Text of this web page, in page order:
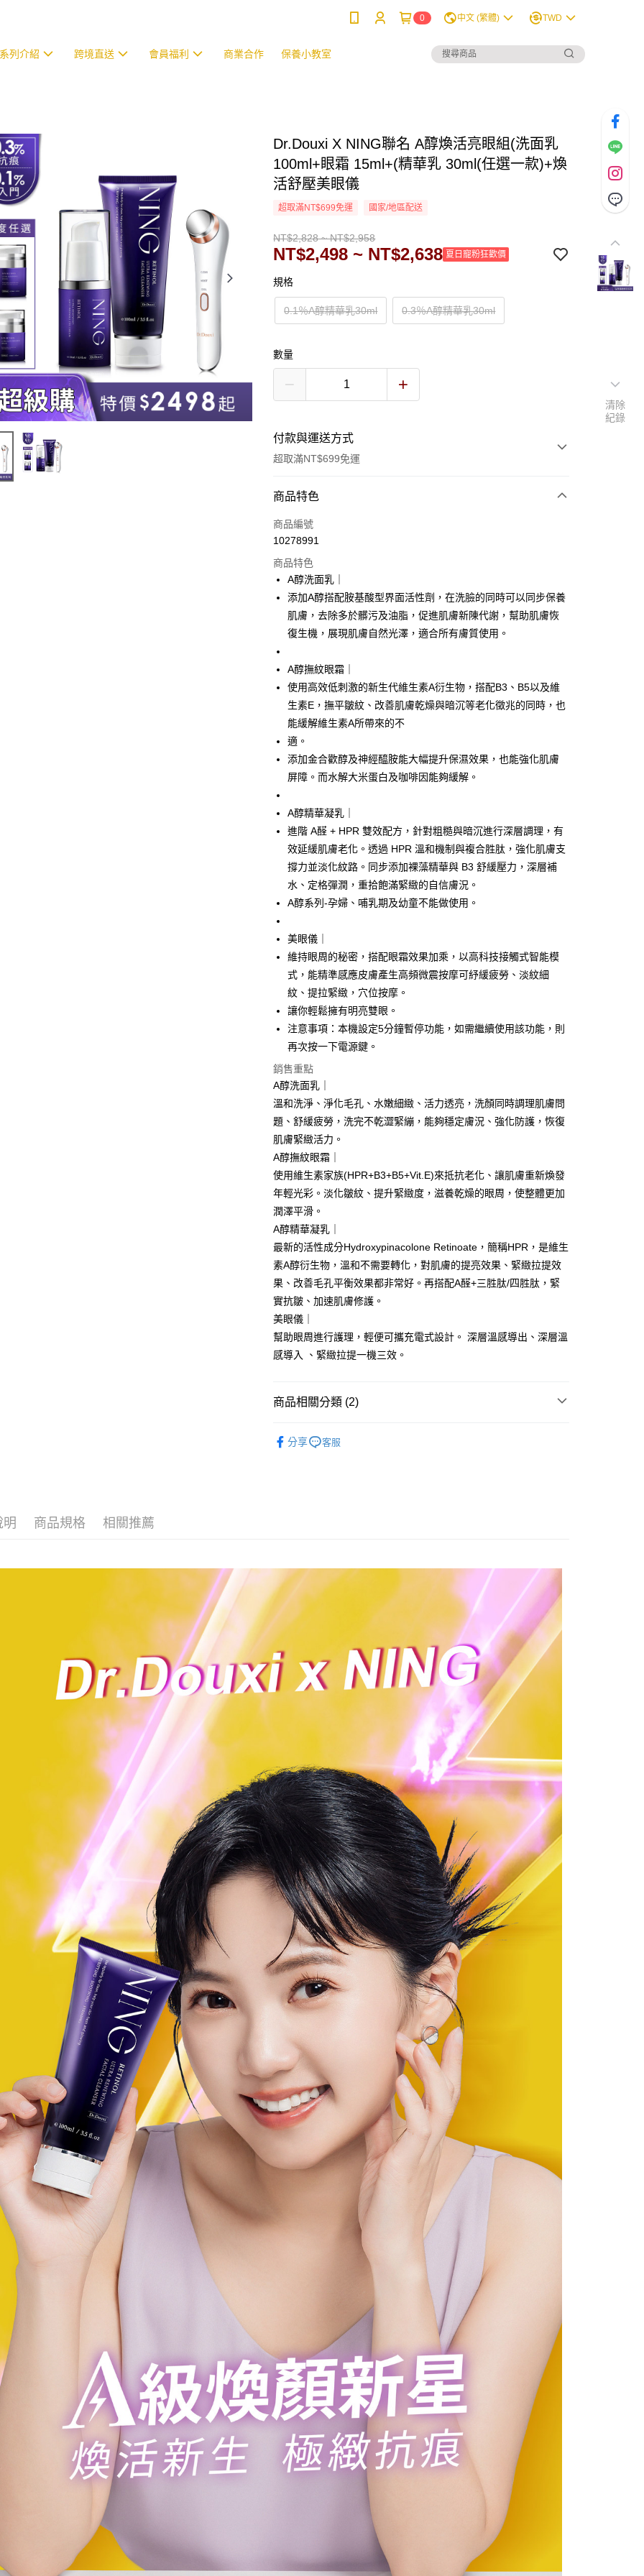
0 中文 (繁體) TWD
列介紹 跨境直送 會員福利 商業合作 保養小教室
Dr.Douxi X NING聯名 A醇煥活亮眼組(洗面乳
100ml+眼霜 15ml+(精華乳 30ml(任選一款)+煥
活舒壓美眼儀
超取滿NT$699免運 國家/地區配送
NT$2,828 ~ NT$2,958
NT$2,498 ~ NT$2,638 夏日寵粉狂歡價
規格
0.1％A醇精華乳30ml 0.3％A醇精華乳30ml
數量
付款與運送方式
超取滿NT$699免運
付款方式
信用卡一次付款
LINE Pay
Apple Pay
街口支付
悠遊付
Google Pay
全盈+PAY
大哥付你分期
【大哥付你分期使用說明】
1.本服務由台灣大哥大提供，台灣大哥大用戶可立即使用無須另外申請。
完成交易。
3.實際核准額度、可分期數及費用金額請依後續交易確認頁面所載為準。
4.訂單成立30分鐘內，如未前往確認交易或遇審核未通過，訂單將自動取
消。如遇「轉專審核」未通過狀況，表示未達大哥付你分期系統評分，恕
無法說明評估內容。
【繳款方式說明】
醒簡訊。
2.透過簡訊連結打開帳單後，可選擇「超商條碼／台灣大直營門市／銀行轉
帳／街口支付／iPASS MONEY」等通路繳費。
【注意事項】
1.本服務係由「台灣大哥大股份有限公司」（以下簡稱本公司）所提供，讓
用戶於交易時，得透過本服務購買商品或服務，並由商店將買賣／分期付
款買賣價金債權讓與本公司後，依約使用本公司帳單繳交帳款。
2.基於同意付款使用「大哥付你分期」之契約關係目的，商店將以您的個人
資料（包含姓名、電話或地址）提供予台灣大哥大進項蒐集、處理及利
3.完整用戶服務條款，請詳閱以下連結：
AFTEE先享後付
相關說明
【關於「AFTEE先享後付」】
AFTEE先享後付是「在收到商品之後才付款」的支付方式。 讓您購物簡單
便利好安心！
１．簡單：不需註冊會員、不需綁卡、不需儲值。
３．安心：先確認商品／服務後，再付款。
【「AFTEE先享後付」結帳流程】
１．於結帳方式選擇「AFTEE先享後付」後，將跳轉至「AFTEE先享後
付」結帳頁面，進行簡訊認證並確認金額後，即可完成結帳。
２．訂單成立數日內，您將收到繳費通知簡訊。
３．收到繳費通知簡訊後14天內，點擊此簡訊中的連結，可透過四大超商
／ATM／網路銀行／等多元方式進行付款，方視為交易完成。
※ 請注意：結帳手續完成當下不需立刻繳費，但若您需要取消訂單，請聯
絡購買商品的店家。未經商家同意取消之訂單仍視為有效，需透過AFTEE
※ 交易是否成功請以「AFTEE先享後付 」之結帳頁面顯示為準，若有關於
是否繳費成功／繳費後需取消欲退款等相關疑問，請聯繫「AFTEE先享後
付客戶支援中心」https://netprotections.freshdesk.com/support/home
【注意事項】
１．透過由恩沛科技股份有限公司提供之「AFTEE先享後付」服務完成之
交易，需依本服務之必要範圍內提供個人資料，並將交易相關給付款項請
求債權轉讓予恩沛科技股份有限公司。
２．關於個人資料處理事宜，請瀏覽以下網址：
３．未成年的使用者請事先徵得法定代理人或監護人之同意方可使用
「AFTEE先享後付」，若未經同意申辦者引起之損失，本公司不負相關責
任。
４．使用「AFTEE先享後付」時，將依據個別帳號之用戶狀況，依本公司
即時審查核予不同之上限額度；若仍有額度不足之情形，本公司將視審查
結果請求用戶進行身份認證。
形，恩沛科技股份有限公司將有權停止該用戶之使用額度並採取法律行
動。
ATM付款
貨到付款
運送方式
全家付款取貨
每筆NT$70，滿NT$699(含以上)免運費
付款後全家取貨
每筆NT$70，滿NT$699(含以上)免運費
萊爾富取貨付款
每筆NT$70，滿NT$1,000(含以上)免運費
每筆NT$70，滿NT$1,000(含以上)免運費
7-11付款取貨
每筆NT$70，滿NT$1,000(含以上)免運費
付款後7-11取貨
宅配
每筆NT$70，滿NT$1,000(含以上)免運費
宅配-離島
每筆NT$100，滿NT$1,500(含以上)免運費
新竹貨到付款
每筆NT$100，滿NT$1,200(含以上)免運費
海外宅配 查看運費
商品特色
商品編號
10278991
商品特色
A醇洗面乳｜
添加A醇搭配胺基酸型界面活性劑，在洗臉的同時可以同步保養
肌膚，去除多於髒污及油脂，促進肌膚新陳代謝，幫助肌膚恢
復生機，展現肌膚自然光澤，適合所有膚質使用。
A醇撫紋眼霜｜
使用高效低刺激的新生代維生素A衍生物，搭配B3、B5以及維
生素E，撫平皺紋、改善肌膚乾燥與暗沉等老化徵兆的同時，也
能緩解維生素A所帶來的不
適。
添加金合歡醇及神經醯胺能大幅提升保濕效果，也能強化肌膚
屏障。而水解大米蛋白及咖啡因能夠緩解。
A醇精華凝乳｜
進階 A醛 + HPR 雙效配方，針對粗糙與暗沉進行深層調理，有
效延緩肌膚老化。透過 HPR 溫和機制與複合胜肽，強化肌膚支
撐力並淡化紋路。同步添加裸藻精華與 B3 舒緩壓力，深層補
水、定格彈潤，重拾飽滿緊緻的自信膚況。
A醇系列-孕婦、哺乳期及幼童不能做使用。
美眼儀｜
維持眼周的秘密，搭配眼霜效果加乘，以高科技接觸式智能模
式，能精準感應皮膚產生高頻微震按摩可紓緩疲勞、淡紋細
紋、提拉緊緻，穴位按摩。
讓你輕鬆擁有明亮雙眼。
注意事項：本機設定5分鐘暫停功能，如需繼續使用該功能，則
再次按一下電源鍵。
銷售重點
A醇洗面乳｜
溫和洗淨、淨化毛孔、水嫩細緻、活力透亮，洗顏同時調理肌膚問
題、舒緩疲勞，洗完不乾澀緊繃，能夠穩定膚況、強化防護，恢復
肌膚緊緻活力。
A醇撫紋眼霜｜
使用維生素家族(HPR+B3+B5+Vit.E)來抵抗老化、讓肌膚重新煥發
年輕光彩。淡化皺紋、提升緊緻度，滋養乾燥的眼周，使整體更加
潤澤平滑。
A醇精華凝乳｜
最新的活性成分Hydroxypinacolone Retinoate，簡稱HPR，是維生
素A醇衍生物，溫和不需要轉化，對肌膚的提亮效果、緊緻拉提效
果、改善毛孔平衡效果都非常好。再搭配A醛+三胜肽/四胜肽，緊
實抗皺、加速肌膚修護。
美眼儀｜
幫助眼周進行護理，輕便可攜充電式設計。 深層溫感導出、深層溫
感導入 、緊緻拉提一機三效。
商品相關分類 (2)
分享 客服
明 商品規格 相關推薦
清除
紀錄